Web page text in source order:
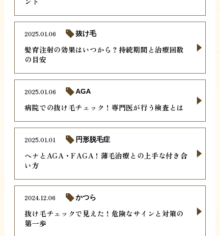
髪育注射の効果はいつから？持続期間と治療回数
の目安
2025.01.06 抜け毛
病院での抜け毛チェック！専門医が行う検査とは
2025.01.06 AGA
ヘナとAGA・FAGA！薄毛治療との上手な付き合
い方
2025.01.01 円形脱毛症
抜け毛チェックで見えた！危険なサインと対策の
第一歩
2024.12.06 かつら